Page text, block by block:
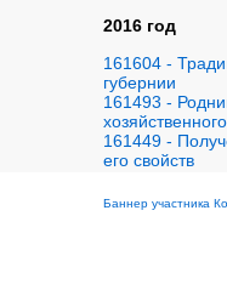
2016 год
161604 -
губернии
161493 -
161449 -
его свойств
Баннер участника